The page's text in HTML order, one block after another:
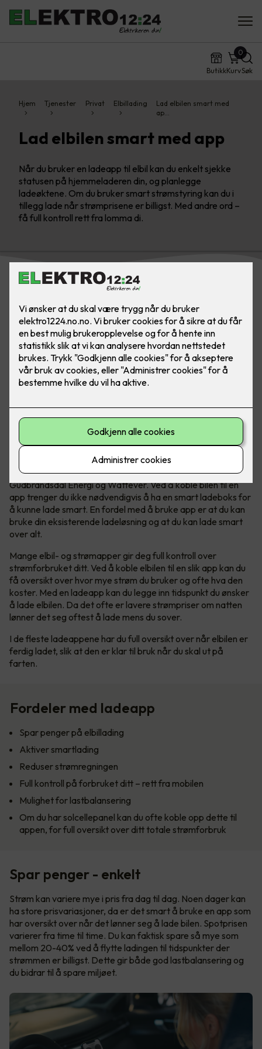
ButikkKurv
0
Søk
Hjem Tjenester Privat Elbillading
Lad elbilen smart med
ap…
Lad elbilen smart med app
Når du bruker en ladeapp til elbil kan du enkelt sjekke
statusen på hjemmeladeren din, og planlegge
ladeøktene. Om du bruker smart strømstyring kan du i
tillegg lade når strømprisene er billigst. Med andre ord –
få full kontroll rett fra lomma di.
mye penger. Om elbilen din støtter det kan du lade smart
ved kun å bruke en app.
Smart elbillading - hele døgnet
I dag finnes det mange ladeløsninger som Tibber,
Gudbrandsdal Energi og Wattever. Ved å koble bilen til en
app trenger du ikke nødvendigvis å ha en smart ladeboks for
å kunne lade smart. En fordel med å bruke app er at du kan
bruke din eksisterende ladeløsning og at du kan lade smart
over alt.
Mange elbil- og strømapper gir deg full kontroll over
strømforbruket ditt. Ved å koble elbilen til en slik app kan du
få oversikt over hvor mye strøm du bruker og ofte hva den
koster. Med en ladeapp kan du legge inn tidspunkt du ønsker
å lade elbilen. Da det ofte er lavere strømpriser om natten
lønner det seg oftest å lade mens du sover.
I de fleste ladeappene har du full oversikt over når elbilen er
ferdig ladet, slik at den er klar til bruk når du skal ut på
farten.
Fordeler med ladeapp
Spar penger på elbillading
Aktiver smartlading
Reduser strømregningen
Full kontroll på forbruket ditt – rett fra mobilen
Mulighet for lastbalansering
Om du har solcellepanel kan du ofte koble opp dette til
appen, for full oversikt over ditt totale strømforbruk
Spar penger - enkelt
Strøm kan variere mye i pris fra dag til dag. Noen dager kan
ha store prisvariasjoner, da er det smart å bruke en app som
har oversikt over når det lønner seg å lade bilen. Spotprisen
varierer fra time til time. Du kan faktisk spare så mye som
mellom 20-40% ved å flytte ladingen til tidspunkter der
strømmen er billigst. Dette gir både god lastbalansering og
du bidrar til å spare miljøet.